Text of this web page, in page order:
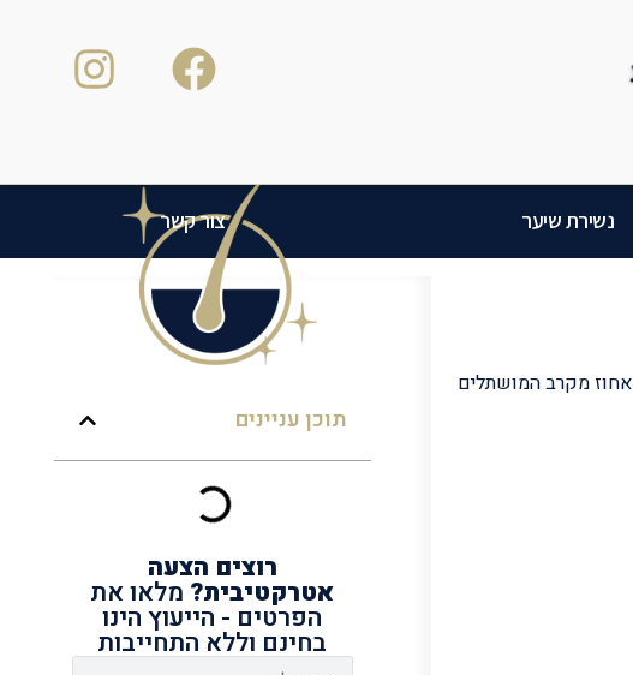
נשירת שיער צור קשר
השתלות שיער נחשבות לפרוצדורות בטוחות יחסית, אך כל הליך כרוך בסיכון מסוים. זיהומים הם סיבוך אפשרי הנוגים ב-6 אחוז מקרב המושתלים
תוכן עניינים
רוצים הצעה
אטרקטיבית? מלאו את
הפרטים - הייעוץ הינו
בחינם וללא התחייבות